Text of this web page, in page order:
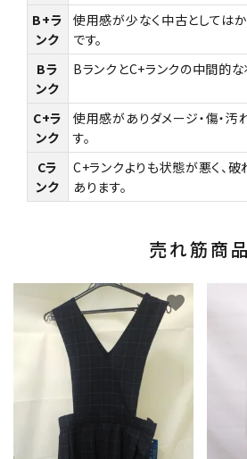
B+ラ
ンク
使用感が少なく中古としては
です。
Bラ
ンク
BランクとC+ランクの中間的
C+ラ
ンク
使用感がありダメージ・傷・
す。
Cラ
ンク
C+ランクよりも状態が悪く、
あります。
売れ筋商品
favorite